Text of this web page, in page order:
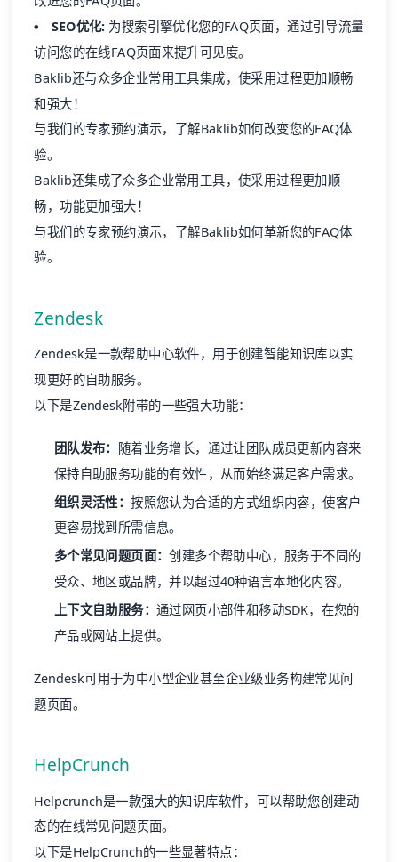
SEO优化: 为搜索引擎优化您的FAQ页面，通过引导流量
访问您的在线FAQ页面来提升可见度。
Baklib还与众多企业常用工具集成，使采用过程更加顺畅
和强大！
与我们的专家预约演示，了解Baklib如何改变您的FAQ体
验。
Baklib还集成了众多企业常用工具，使采用过程更加顺
畅，功能更加强大！
与我们的专家预约演示，了解Baklib如何革新您的FAQ体
验。
Zendesk
Zendesk是一款帮助中心软件，用于创建智能知识库以实
现更好的自助服务。
以下是Zendesk附带的一些强大功能：
团队发布： 随着业务增长，通过让团队成员更新内容来
保持自助服务功能的有效性，从而始终满足客户需求。
组织灵活性：按照您认为合适的方式组织内容，使客户
更容易找到所需信息。
多个常见问题页面：创建多个帮助中心，服务于不同的
受众、地区或品牌，并以超过40种语言本地化内容。
上下文自助服务： 通过网页小部件和移动SDK，在您的
产品或网站上提供。
Zendesk可用于为中小型企业甚至企业级业务构建常见问
题页面。
HelpCrunch
Helpcrunch是一款强大的知识库软件，可以帮助您创建动
态的在线常见问题页面。
以下是HelpCrunch的一些显著特点：